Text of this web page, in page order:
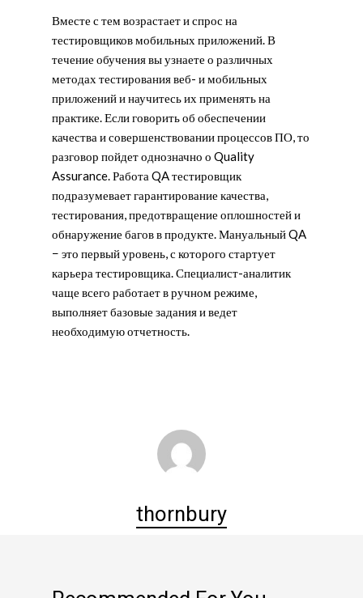
Вместе с тем возрастает и спрос на
тестировщиков мобильных приложений. В
течение обучения вы узнаете о различных
методах тестирования веб- и мобильных
приложений и научитесь их применять на
практике. Если говорить об обеспечении
качества и совершенствовании процессов ПО, то
разговор пойдет однозначно о Quality
Assurance. Работа QA тестировщик
подразумевает гарантирование качества,
тестирования, предотвращение оплошностей и
обнаружение багов в продукте. Мануальный QA
− это первый уровень, с которого стартует
карьера тестировщика. Специалист-аналитик
чаще всего работает в ручном режиме,
выполняет базовые задания и ведет
необходимую отчетность.
thornbury